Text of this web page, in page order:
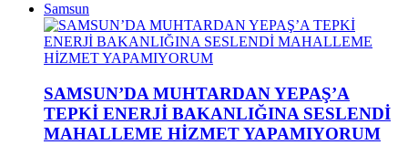
Samsun
SAMSUN’DA MUHTARDAN YEPAŞ’A
TEPKİ ENERJİ BAKANLIĞINA SESLENDİ
MAHALLEME HİZMET YAPAMIYORUM